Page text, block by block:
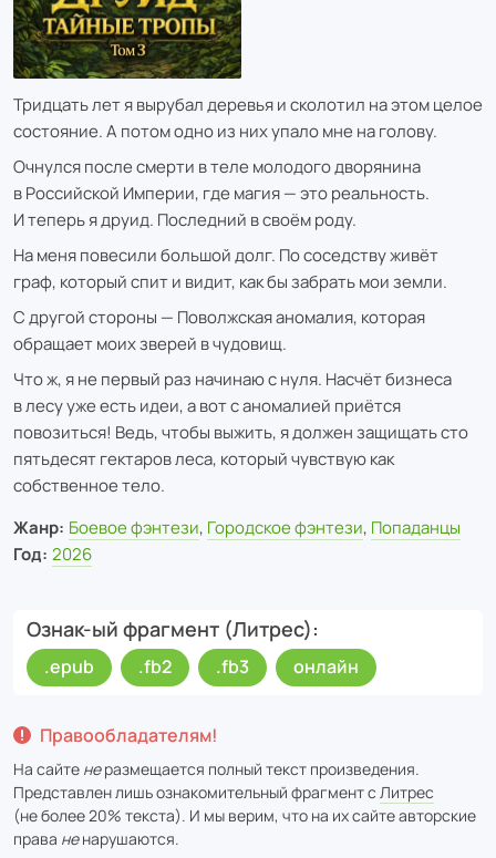
Тридцать лет я вырубал деревья и сколотил на этом целое
состояние. А потом одно из них упало мне на голову.
Очнулся после смерти в теле молодого дворянина
в Российской Империи, где магия — это реальность.
И теперь я друид. Последний в своём роду.
На меня повесили большой долг. По соседству живёт
граф, который спит и видит, как бы забрать мои земли.
С другой стороны — Поволжская аномалия, которая
обращает моих зверей в чудовищ.
Что ж, я не первый раз начинаю с нуля. Насчёт бизнеса
в лесу уже есть идеи, а вот с аномалией приётся
повозиться! Ведь, чтобы выжить, я должен защищать сто
пятьдесят гектаров леса, который чувствую как
собственное тело.
Жанр: Боевое фэнтези, Городское фэнтези, Попаданцы
Год: 2026
Ознак-ый фрагмент (Литрес)
.epub .fb2 .fb3 онлайн
Правообладателям!
На сайте неразмещается полный текст произведения.
Представлен лишь ознакомительный фрагмент с Литрес
(не более 20% текста). И мы верим, что на их сайте авторские
права ненарушаются.